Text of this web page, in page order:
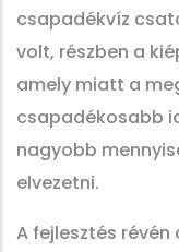
csapadékvíz
volt, részben a
amely miatt a
csapadékosabb
nagyobb
elvezetni.
A fejlesztés